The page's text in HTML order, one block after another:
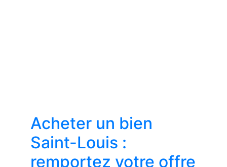
Acheter un bien
Saint-Louis :
remportez votre offre